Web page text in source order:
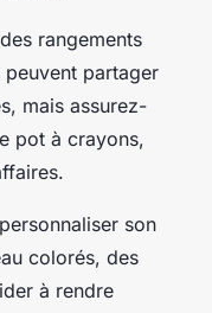
rangements
partager
mais assurez-
pot à crayons,
son
colorés, des
à rendre